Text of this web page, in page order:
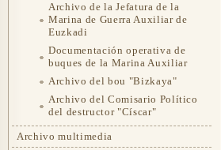
Archivo de la Jefatura de la
Marina de Guerra Auxiliar de
Euzkadi
Documentación operativa de
buques de la Marina Auxiliar
Archivo del bou "Bizkaya"
Archivo del Comisario Político
del destructor "Císcar"
Archivo multimedia